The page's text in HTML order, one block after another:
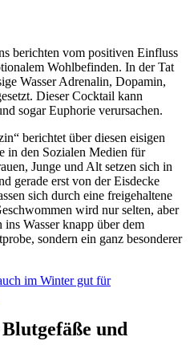
berichten vom positiven Einfluss
Wohlbefinden. In der Tat
Wasser Adrenalin, Dopamin,
Dieser Cocktail kann
sogar Euphorie verursachen.
berichtet über diesen eisigen
in den Sozialen Medien für
Junge und Alt setzen sich in
gerade erst von der Eisdecke
sich durch eine freigehaltene
wird nur selten, aber
Wasser knapp über dem
sondern ein ganz besonderer
im Winter gut für
und